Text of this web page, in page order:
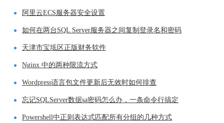
阿里云ECS服务器安全设置
如何在两台SQL Server服务器之间复制登录名和密码
天津市宝坻区正版财务软件
Nginx 中的两种限流方式
Wordpress语言包文件更新后无效时如何排查
忘记SQLServer数据sa密码怎么办，一条命令行搞定
Powershell中正则表达式匹配所有分组的几种方式